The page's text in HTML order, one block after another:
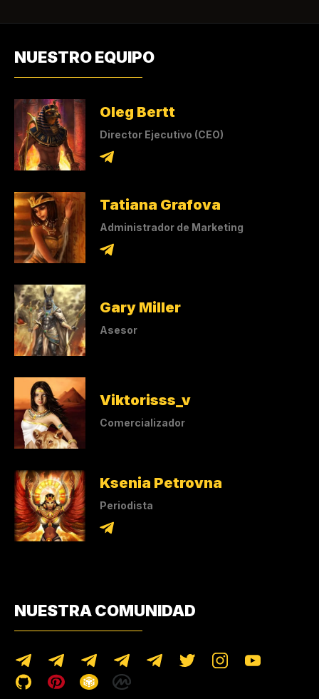
NUESTRO EQUIPO
Oleg Bertt
Director Ejecutivo (CEO)
Tatiana Grafova
Administrador de Marketing
Gary Miller
Asesor
Viktorisss_v
Comercializador
Ksenia Petrovna
Periodista
NUESTRA COMUNIDAD